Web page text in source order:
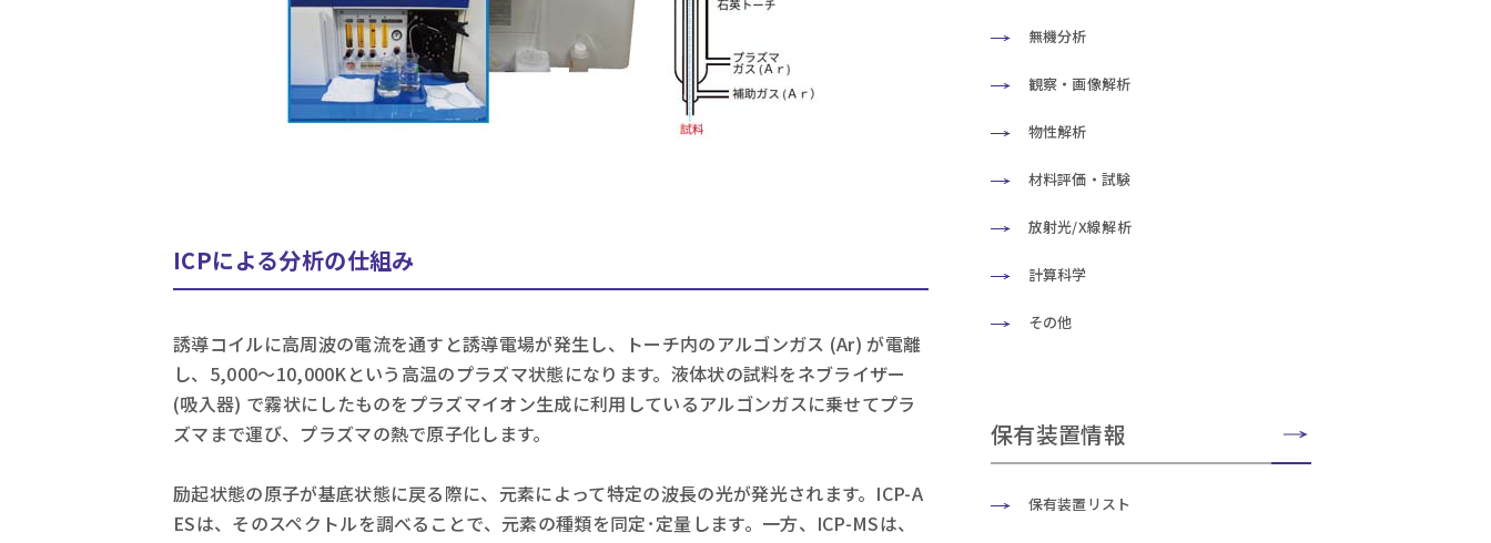
ICPによる分析の仕組み
誘導コイルに高周波の電流を通すと誘導電場が発生し、トーチ内のアルゴンガス (Ar) が電離
し、5,000～10,000Kという高温のプラズマ状態になります。液体状の試料をネブライザー
(吸入器) で霧状にしたものをプラズマイオン生成に利用しているアルゴンガスに乗せてプラ
ズマまで運び、プラズマの熱で原子化します。
励起状態の原子が基底状態に戻る際に、元素によって特定の波長の光が発光されます。ICP-A
ESは、そのスペクトルを調べることで、元素の種類を同定･定量します。一方、ICP-MSは、
無機分析
観察・画像解析
物性解析
材料評価・試験
放射光/X線解析
計算科学
その他
保有装置情報
保有装置リスト